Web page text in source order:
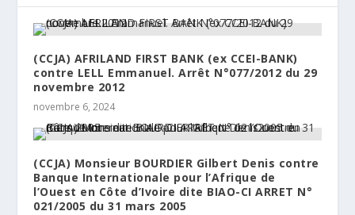
(CCJA) AFRILAND FIRST BANK (ex CCEI-BANK)
contre LELL Emmanuel. Arrêt N°077/2012 du 29
novembre 2012
novembre 6, 2024
(CCJA) Monsieur BOURDIER Gilbert Denis contre
Banque Internationale pour l’Afrique de
l’Ouest en Côte d’Ivoire dite BIAO-CI ARRET N°
021/2005 du 31 mars 2005